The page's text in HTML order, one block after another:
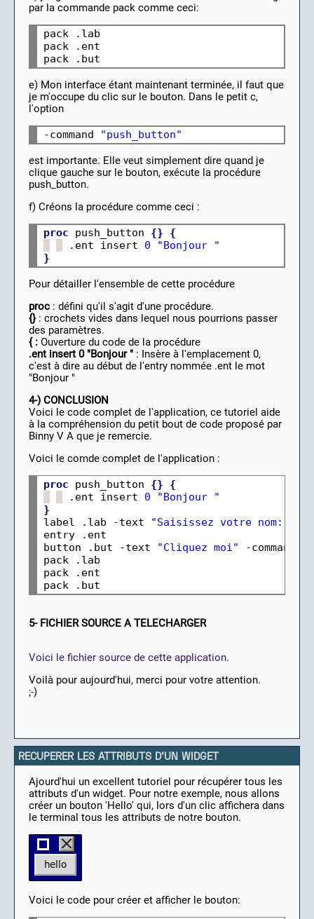
par la commande pack comme ceci:
pack .lab
pack .ent
e) Mon interface étant maintenant terminée, il faut que
je m'occupe du clic sur le bouton. Dans le petit c,
l'option
-command "push_button"
est importante. Elle veut simplement dire quand je
clique gauche sur le bouton, exécute la procédure
push_button.
f) Créons la procédure comme ceci :
proc push_button {}
{
.ent insert 0
"Bonjour "
}
Pour détailler l'ensemble de cette procédure
proc : défini qu'il s'agit d'une procédure.
{}: crochets vides dans lequel nous pourrions passer
des paramètres.
{ : Ouverture du code de la procédure
.ent insert 0 "Bonjour " : Insère à l'emplacement 0,
c'est à dire au début de l'entry nommée .ent le mot
"Bonjour "
4-) CONCLUSION
Voici le code complet de l'application, ce tutoriel aide
à la compréhension du petit bout de code proposé par
Binny V A que je remercie.
Voici le comde complet de l'application :
proc push_button {}
{
.ent insert 0
"Bonjour "
}
label .lab -text
"Saisissez votre nom:"
entry .ent
button .but -text
"Cliquez moi" -command
pack .lab
pack .ent
5- FICHIER SOURCE A TELECHARGER
Voici le fichier source de cette application.
Voilà pour aujourd'hui, merci pour votre attention.
;-)
RECUPERER LES ATTRIBUTS D'UN WIDGET
Ajourd'hui un excellent tutoriel pour récupérer tous les
attributs d'un widget. Pour notre exemple, nous allons
créer un bouton 'Hello' qui, lors d'un clic affichera dans
le terminal tous les attributs de notre bouton.
Voici le code pour créer et afficher le bouton: